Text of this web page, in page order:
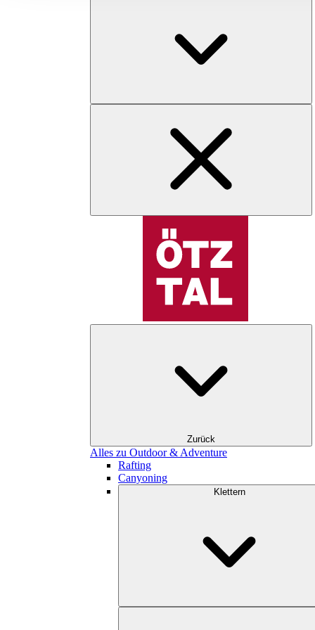
Zurück
Alles zu Outdoor & Adventure
Rafting
Canyoning
Klettern